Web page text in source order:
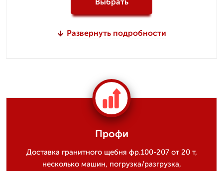
Развернуть подробности
Профи
Доставка гранитного щебня фр.100-207 от 20 т,
несколько машин, погрузка/разгрузка,